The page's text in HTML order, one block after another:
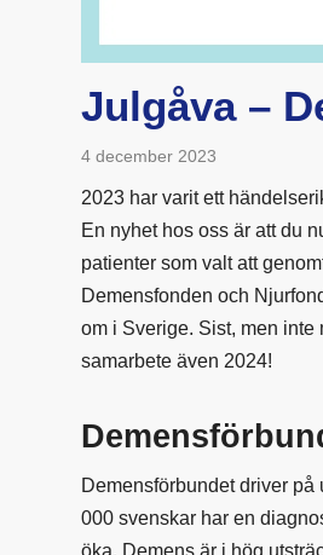
Julgåva –
4 december 2023
2023 har varit ett
En nyhet hos oss är att du
patienter som valt att
Demensfonden och
om i Sverige. Sist, men inte
samarbete även 2024!
Demensförbundet driver
000 svenskar har en
öka. Demens är i hög